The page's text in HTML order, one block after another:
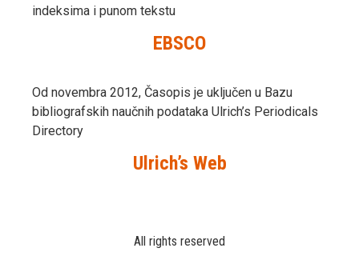
indeksima i punom tekstu
EBSCO
Od novembra 2012, Časopis je uključen u Bazu
bibliografskih naučnih podataka Ulrich’s Periodicals
Directory
Ulrich’s Web
All rights reserved